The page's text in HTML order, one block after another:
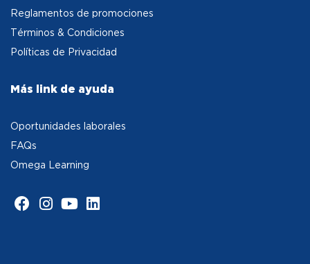
Reglamentos de promociones
Términos & Condiciones
Políticas de Privacidad
Más link de ayuda
Oportunidades laborales
FAQs
Omega Learning